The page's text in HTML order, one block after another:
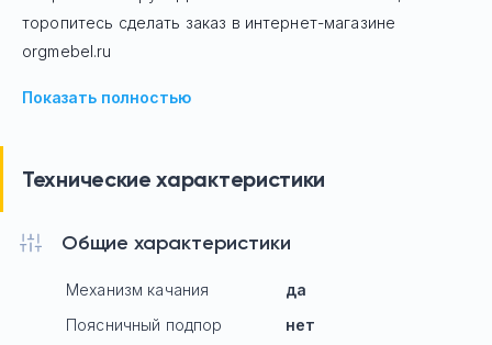
торопитесь сделать заказ в интернет-магазине
orgmebel.ru
Показать полностью
Технические характеристики
Общие характеристики
Механизм качания
да
Поясничный подпор
нет